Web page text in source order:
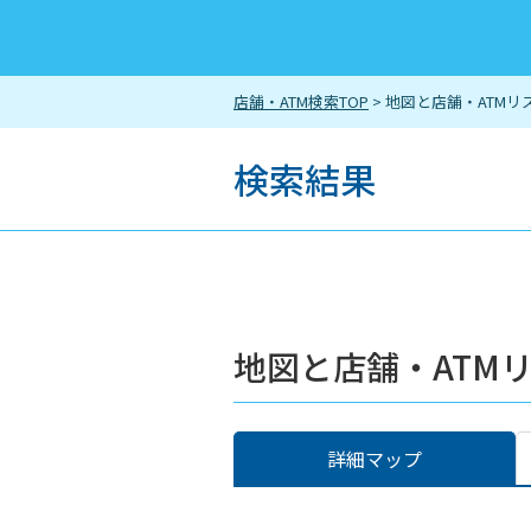
店舗・ATM検索TOP > 地図と店舗・ATMリ
検索結果
地図と店舗・ATM
詳細マップ